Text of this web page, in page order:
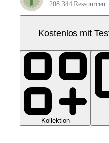
208.344 Ressourcen
Kostenlos mit
Kollektion